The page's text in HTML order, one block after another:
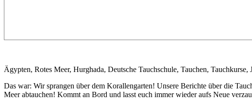
Ägypten, Rotes Meer, Hurghada, Deutsche Tauchschule, Tauchen,
Das war: Wir sprangen über dem Korallengarten! Unsere Berichte über die
Meer abtauchen! Kommt an Bord und lasst euch immer wieder aufs Neue